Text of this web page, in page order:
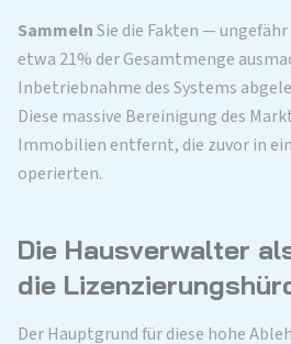
SammelnSie die Fakten —
etwa 21% der Gesamtmenge
Inbetriebnahme des Systems
Diese massive Bereinigung des
Immobilien entfernt, die zuvor in
operierten.
Die Hausverwalter
die
Der Hauptgrund für diese hohe